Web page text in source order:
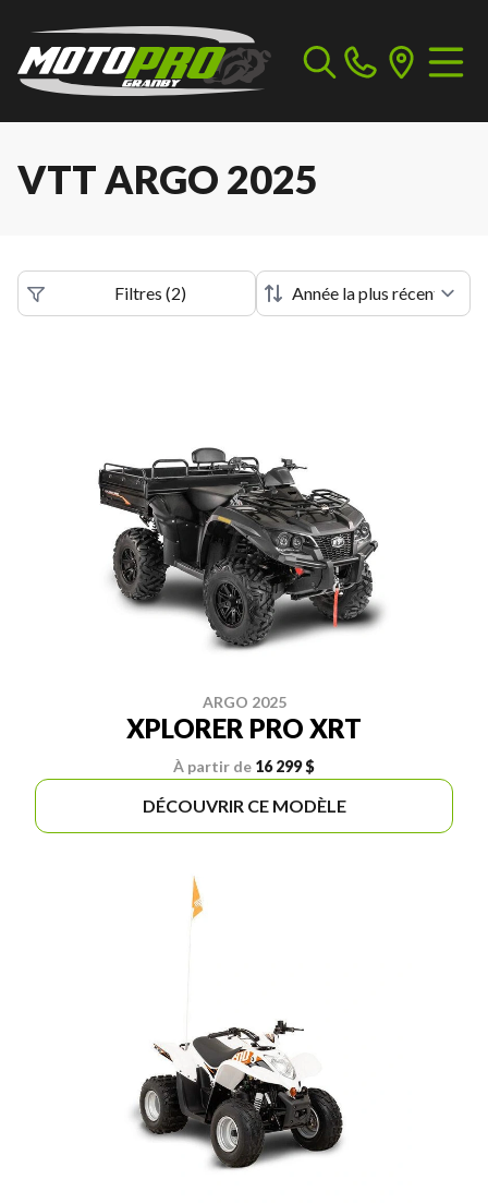
VTT ARGO 2025
Filtres (2)
ARGO 2025
XPLORER PRO XRT
À partir de 16 299 $
DÉCOUVRIR CE MODÈLE